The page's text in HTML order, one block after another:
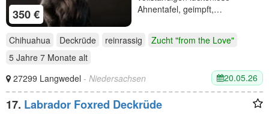
350 €
Ahnentafel, geimpft,…
Chihuahua Deckrüde reinrassig
Zucht "from the Love"
5 Jahre 7 Monate alt
27299 Langwedel - Niedersachsen 20.05.26
17. Labrador Foxred Deckrüde